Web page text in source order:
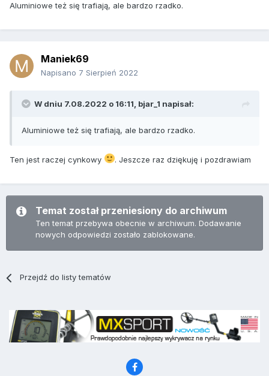
Aluminiowe też się trafiają, ale bardzo rzadko.
Maniek69
Napisano 7 Sierpień 2022
W dniu 7.08.2022 o 16:11, bjar_1 napisał:
Aluminiowe też się trafiają, ale bardzo rzadko.
Ten jest raczej cynkowy . Jeszcze raz dziękuję i pozdrawiam
Temat został przeniesiony do archiwum
Ten temat przebywa obecnie w archiwum. Dodawanie
nowych odpowiedzi zostało zablokowane.
Przejdź do listy tematów